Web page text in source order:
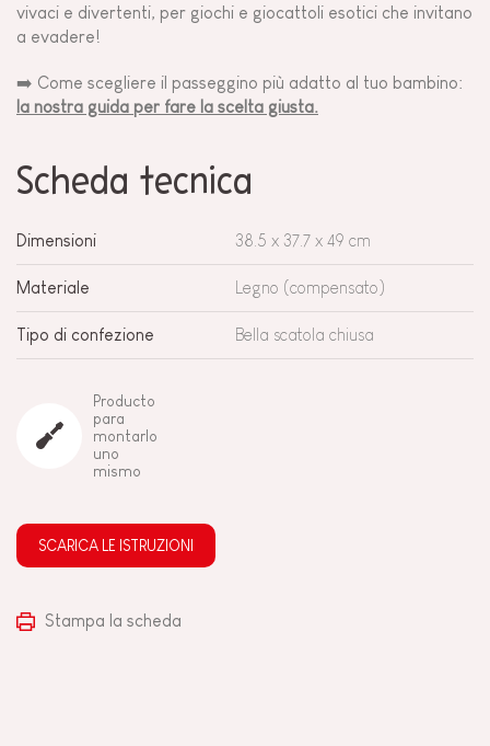
vivaci e divertenti, per giochi e giocattoli esotici che invitano
a evadere!
➡️ Come scegliere il passeggino più adatto al tuo bambino:
la nostra guida per fare la scelta giusta.
Scheda tecnica
Dimensioni 38.5 x 37.7 x 49 cm
Materiale Legno (compensato)
Tipo di confezione Bella scatola chiusa
Producto
para
montarlo
uno
mismo
SCARICA LE ISTRUZIONI
Stampa la scheda